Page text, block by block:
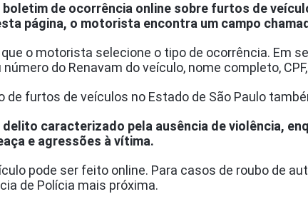
boletim de ocorrência online sobre furtos de
página, o motorista encontra um campo
o motorista selecione o tipo de ocorrência. Em
do Renavam do veículo, nome completo,
de furtos de veículos no Estado de São Paulo
caracterizado pela ausência de violência,
e agressões à vítima.
pode ser feito online. Para casos de roubo de
de Polícia mais próxima.